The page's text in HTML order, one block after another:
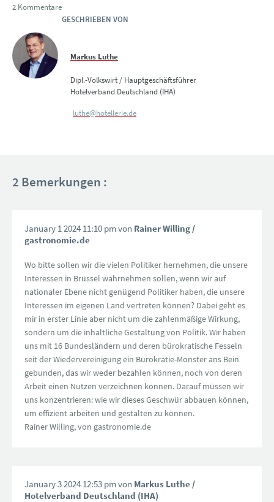
2 Kommentare
GESCHRIEBEN VON
Markus Luthe
Dipl.-Volkswirt / Hauptgeschäftsführer
Hotelverband Deutschland (IHA)
luthe@hotellerie.de
2 Bemerkungen :
January 1 2024 11:10 pm von Rainer Willing /
gastronomie.de
Wo bitte sollen wir die vielen Politiker hernehmen, die unsere
Interessen in Brüssel wahrnehmen sollen, wenn wir auf
nationaler Ebene nicht genügend Politiker haben, die unsere
Interessen im eigenen Land vertreten können? Dabei geht es
mir in erster Linie aber nicht um die zahlenmäßige Wirkung,
sondern um die inhaltliche Gestaltung von Politik. Wir haben
uns mit 16 Bundesländern und deren bürokratische Fesseln
seit der Wiedervereinigung ein Bürokratie-Monster ans Bein
gebunden, das wir weder bezahlen können, noch von deren
Arbeit einen Nutzen verzeichnen können. Darauf müssen wir
uns konzentrieren: wie wir dieses Geschwür abbauen können,
um effizient arbeiten und gestalten zu können.
Rainer Willing, von gastronomie.de
January 3 2024 12:53 pm von Markus Luthe /
Hotelverband Deutschland (IHA)